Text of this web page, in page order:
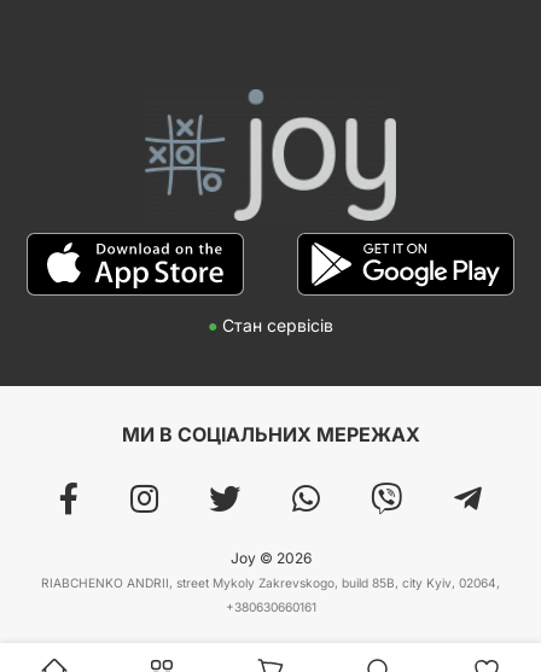
● Стан сервісів
МИ В СОЦІАЛЬНИХ МЕРЕЖАХ
Joy © 2026
RIABCHENKO ANDRII, street Mykoly Zakrevskogo, build 85B, city Kyiv, 02064,
+380630660161